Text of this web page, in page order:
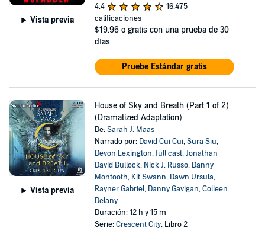
Vista previa
4.4
16,475
calificaciones
$19.96 o gratis con una prueba de 30
días
Pruebe Estándar gratis
Vista previa
House of Sky and Breath (Part 1 of 2)
(Dramatized Adaptation)
De:Sarah J. Maas
Narrado por: David Cui Cui,Sura Siu,
Devon Lexington,full cast,Jonathan
David Bullock, Nick J. Russo, Danny
Montooth, Kit Swann, Dawn Ursula,
Rayner Gabriel, Danny Gavigan,Colleen
Delany
Duración: 12 h y 15 m
Serie:Crescent City, Libro 2